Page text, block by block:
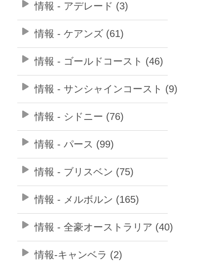
情報 - アデレード (3)
情報 - ケアンズ (61)
情報 - ゴールドコースト (46)
情報 - サンシャインコースト (9)
情報 - シドニー (76)
情報 - パース (99)
情報 - ブリスベン (75)
情報 - メルボルン (165)
情報 - 全豪オーストラリア (40)
情報-キャンベラ (2)